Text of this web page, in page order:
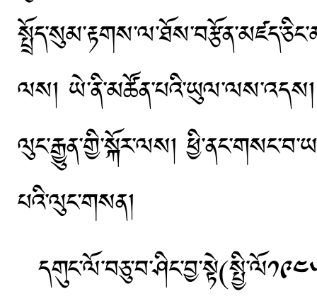
ལས།
ལུང་རྒྱུན་གྱི་སྐོར་ལས།
པའི་ལུང་གསན།